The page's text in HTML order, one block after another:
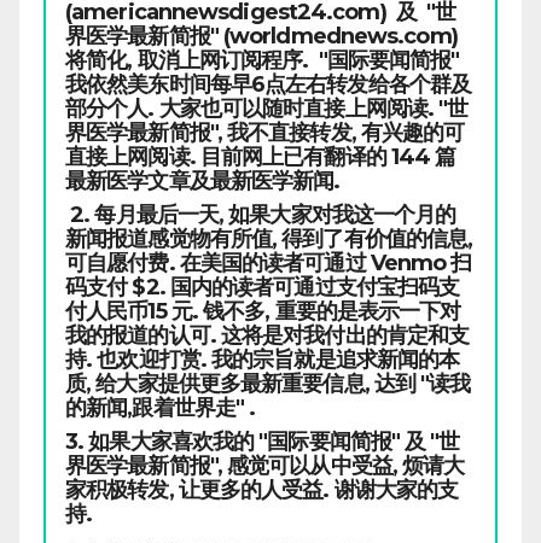
(americannewsdigest24.com) 及 "世
界医学最新简报" (worldmednews.com)
将简化, 取消上网订阅程序. "国际要闻简报"
我依然美东时间每早6点左右转发给各个群及
部分个人. 大家也可以随时直接上网阅读. "世
界医学最新简报", 我不直接转发, 有兴趣的可
直接上网阅读. 目前网上已有翻译的 144 篇
最新医学文章及最新医学新闻.
2. 每月最后一天, 如果大家对我这一个月的
新闻报道感觉物有所值, 得到了有价值的信息,
可自愿付费. 在美国的读者可通过 Venmo 扫
码支付 $2. 国内的读者可通过支付宝扫码支
付人民币15 元. 钱不多, 重要的是表示一下对
我的报道的认可. 这将是对我付出的肯定和支
持. 也欢迎打赏. 我的宗旨就是追求新闻的本
质, 给大家提供更多最新重要信息, 达到 "读我
的新闻,跟着世界走" .
3. 如果大家喜欢我的 "国际要闻简报" 及 "世
界医学最新简报", 感觉可以从中受益, 烦请大
家积极转发, 让更多的人受益. 谢谢大家的支
持.